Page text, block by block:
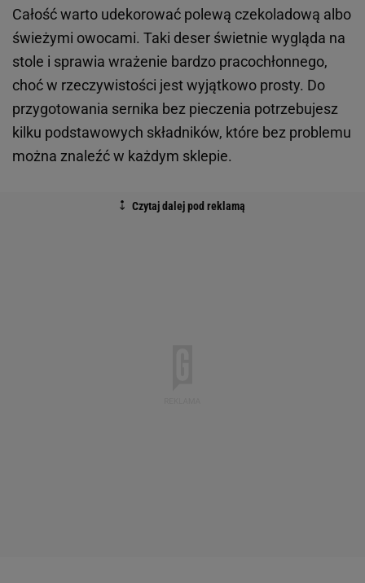
Całość warto udekorować polewą czekoladową albo
świeżymi owocami. Taki deser świetnie wygląda na
stole i sprawia wrażenie bardzo pracochłonnego,
choć w rzeczywistości jest wyjątkowo prosty. Do
przygotowania sernika bez pieczenia potrzebujesz
kilku podstawowych składników, które bez problemu
można znaleźć w każdym sklepie.